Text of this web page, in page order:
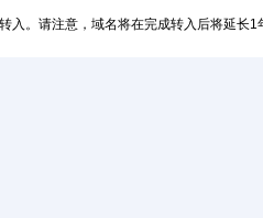
。请注意，域名将在完成转入后将延长1